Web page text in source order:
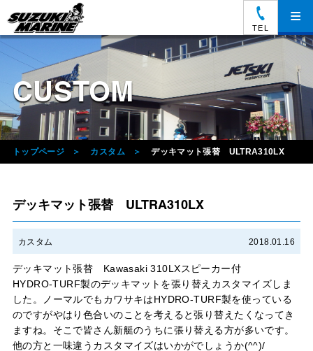
TEL
≡
CUSTOM
トップページ カスタム デッキマット張替 ULTRA310LX
デッキマット張替 ULTRA310LX
カスタム 2018.01.16
デッキマット張替 Kawasaki 310LXスピーカー付
HYDRO-TURF製のデッキマットを張り替えカスタマイズしま
した。ノーマルでもカワサキはHYDRO-TURF製を使っている
のですがやはり色合いのことを考えると張り替えたくなってき
ますね。そこで皆さん新艇のうちに張り替える方が多いです。
他の方と一味違うカスタマイズはいかがでしょうか(^^)/